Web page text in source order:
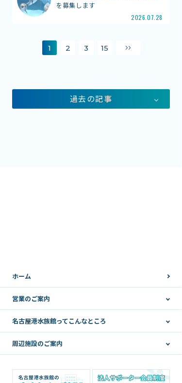
2026.07.28
を募集します
1 2 3 15
過去の記事
ホーム
営業のご案内
名古屋港水族館ってこんなところ
周辺施設のご案内